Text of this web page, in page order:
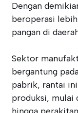
Dengan
beroperasi
pangan di
Sektor
bergantung
pabrik, rantai
produksi, mulai